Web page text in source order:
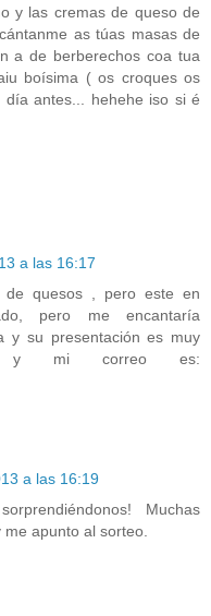
y las cremas de queso de
as túas masas de
a de berberechos coa tua
boísima ( os croques os
antes... hehehe iso si é
a las 16:17
de quesos , pero este en
pero me encantaría
y su presentación es muy
y mi correo es:
a las 16:19
Muchas
apunto al sorteo.